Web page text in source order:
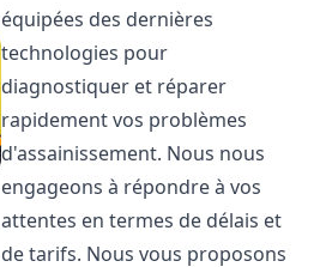
équipées des dernières
technologies pour
diagnostiquer et réparer
rapidement vos problèmes
d'assainissement. Nous nous
engageons à répondre à vos
attentes en termes de délais et
de tarifs. Nous vous proposons